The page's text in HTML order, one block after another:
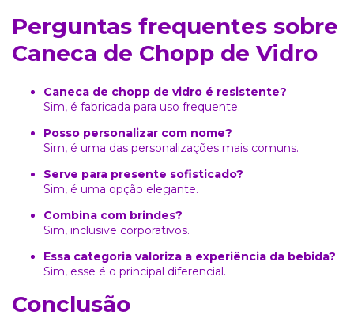
Perguntas frequentes sobre
Caneca de Chopp de Vidro
Caneca de chopp de vidro é resistente?
Sim, é fabricada para uso frequente.
Posso personalizar com nome?
Sim, é uma das personalizações mais comuns.
Serve para presente sofisticado?
Sim, é uma opção elegante.
Combina com brindes?
Sim, inclusive corporativos.
Essa categoria valoriza a experiência da bebida?
Sim, esse é o principal diferencial.
Conclusão